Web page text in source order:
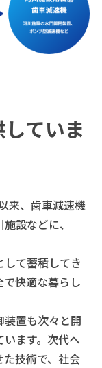
ていま
来、歯車減速機
設などに、
て蓄積してき
快適な暮らし
置も次々と開
ます。次代へ
技術で、社会